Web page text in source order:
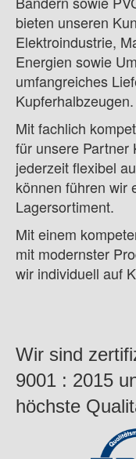
ISO 9001 Zertifikat
Aktueller
Termine und
Bildergalerie
Anfahrt
Stangen und Profile
Drähte & Bänder
Komponenten
Legierungen
bieten unseren
Elektroindustrie,
Energien sowie
umfangreiches
Kupferhalbzeugen.
Mit fachlich
für unsere Partner
jederzeit flexibel
können führen wir
Lagersortiment.
Mit einem
mit modernster
wir individuell auf
Wir sind
9001 : 2015
höchste